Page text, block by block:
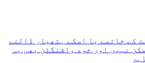
کے خاتمے یا اسکے ہتھیار ڈالنے
نہیں اور خود واشنگٹن بھی یہ